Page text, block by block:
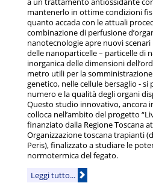
mantenerlo in ottime condizioni
quanto accada con le attuali
combinazione di perfusione
nanotecnologie apre nuovi scenari
delle nanoparticelle – particelle di
inorganica delle dimensioni
metro utili per la
genetico, nelle cellule bersaglio -
numero e la qualità degli organi
Questo studio innovativo, ancora
colloca nell’ambito del progetto
finanziato dalla Regione Toscana
Organizzazione toscana trapianti
Peris), finalizzato a studiare le
normotermica del fegato.
Leggi tutto...